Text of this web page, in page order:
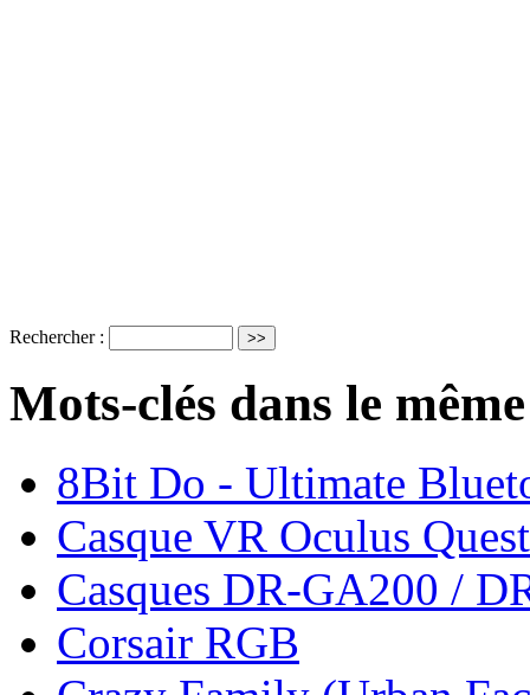
Rechercher :
Mots-clés dans le
8Bit Do - Ultimate
Casque VR Oculus
Casques DR-GA200 /
Corsair RGB